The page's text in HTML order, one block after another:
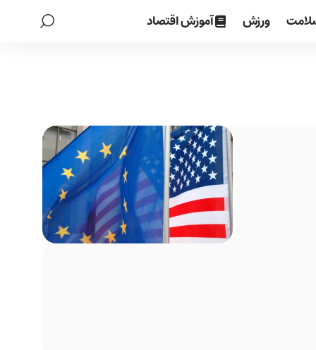
ورزش آموزش اقتصاد